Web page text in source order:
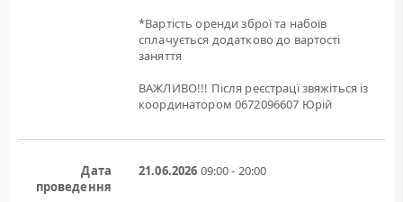
*Вартість оренди зброї та набоїв
сплачується додатково до вартості
заняття
ВАЖЛИВО!!! Після реєстрацї звяжіться із
координатором 0672096607 Юрій
Дата
проведення
21.06.2026 09:00 - 20:00